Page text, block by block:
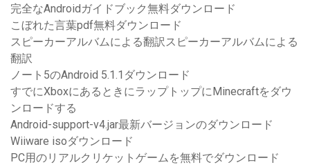
完全なAndroidガイドブック無料ダウンロード
こぼれた言葉pdf無料ダウンロード
スピーカーアルバムによる翻訳スピーカーアルバムによる
翻訳
ノート5のAndroid 5.1.1ダウンロード
すでにXboxにあるときにラップトップにMinecraftをダウ
ンロードする
Android-support-v4.jar最新バージョンのダウンロード
Wiiware isoダウンロード
PC用のリアルクリケットゲームを無料でダウンロード